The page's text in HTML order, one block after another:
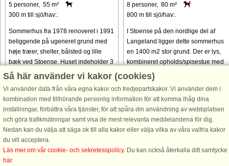
5 personer, 55 m²
300 m till sjö/hav:.
Sommerhus fra 1978 renoveret i 1991
beliggende på ugeneret grund med
høje træer, shelter, bålsted og lille
bæk ved Stoense. Huset indeholder 3
soveværelser fordelt på 2 med
enkeltseng. ...
från 4.832 SEK
8 personer, 80 m²
800 m till sjö/hav:.
I Stoense på den nordlige del af
Langeland ligger dette sommerhus
en 1400 m2 stor grund. Der er lys,
kombineret opholds/spisestue med
direkte adgang til husets have.
Opholdsstuen er bl.a. udstyret med ...
från 3.622 SEK
Så här använder vi kakor (cookies)
Vi använder data från våra egna kakor och tredjepartskakor. Vi använder dem i
kombination med tillhörande personlig information för att komma ihåg dina
inställningar, förbättra våra tjänster, för att spåra din användning av webbplatsen
och göra trafikmätningar samt visa de mest relevanta meddelandena för dig.
Nedan kan du välja att säga ok till alla kakor eller välja vilka av våra valfria kakor
du vill acceptera.
Läs mer om vår cookie- och sekretesspolicy. Du kan också återkalla ditt samtycke
här.